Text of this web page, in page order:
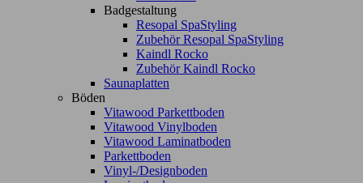
Badgestaltung
Resopal SpaStyling
Zubehör Resopal SpaStyling
Kaindl Rocko
Zubehör Kaindl Rocko
Saunaplatten
Böden
Vitawood Parkettboden
Vitawood Vinylboden
Vitawood Laminatboden
Parkettboden
Vinyl-/Designboden